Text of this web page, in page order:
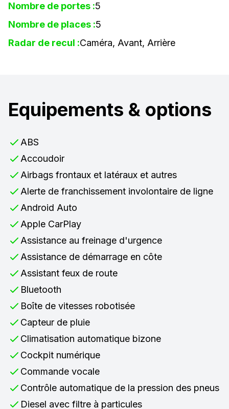
Nombre de portes :5
Nombre de places :5
Radar de recul :Caméra, Avant, Arrière
Equipements & options
ABS
Accoudoir
Airbags frontaux et latéraux et autres
Alerte de franchissement involontaire de ligne
Android Auto
Apple CarPlay
Assistance au freinage d'urgence
Assistance de démarrage en côte
Assistant feux de route
Bluetooth
Boîte de vitesses robotisée
Capteur de pluie
Climatisation automatique bizone
Cockpit numérique
Commande vocale
Contrôle automatique de la pression des pneus
Diesel avec filtre à particules